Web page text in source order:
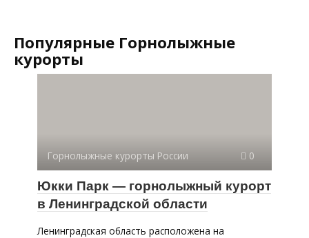
Популярные Горнолыжные
курорты
Горнолыжные курорты России 0
Юкки Парк — горнолыжный курорт
в Ленинградской области
Ленинградская область расположена на